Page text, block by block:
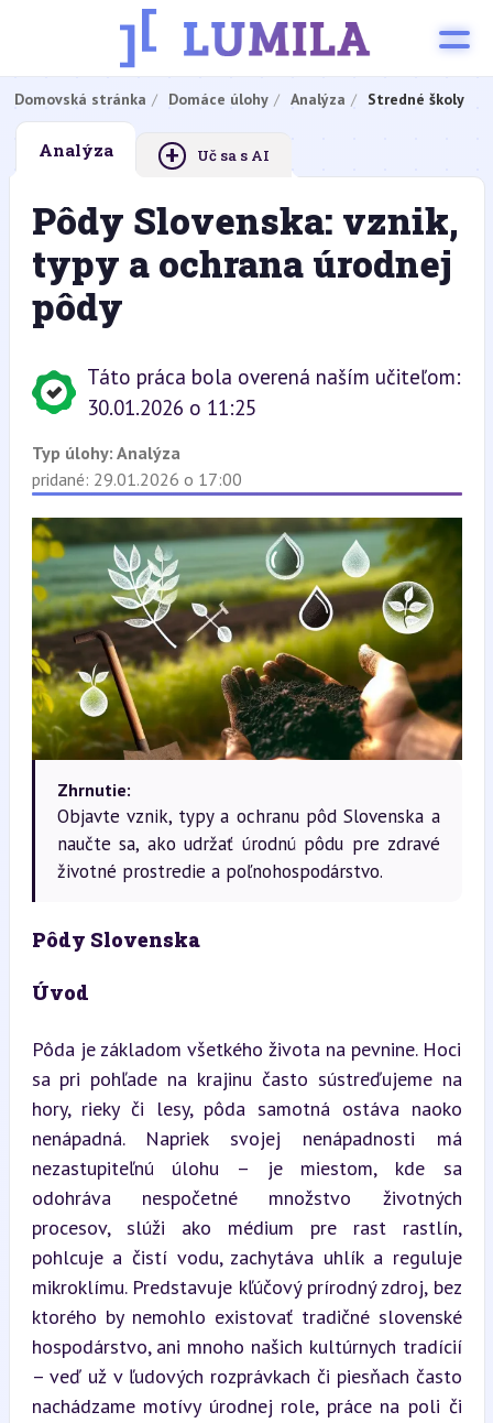
Domovská stránka Domáce úlohy Analýza Stredné školy
Analýza + Uč sa s AI
Pôdy Slovenska: vznik,
typy a ochrana úrodnej
pôdy
Táto práca bola overená naším učiteľom:
30.01.2026 o 11:25
Typ úlohy: Analýza
pridané: 29.01.2026 o 17:00
Zhrnutie:
Objavte vznik, typy a ochranu pôd Slovenska a
naučte sa, ako udržať úrodnú pôdu pre zdravé
životné prostredie a poľnohospodárstvo.
Pôdy Slovenska
Úvod
Pôda je základom všetkého života na pevnine. Hoci
sa pri pohľade na krajinu často sústreďujeme na
hory, rieky či lesy, pôda samotná ostáva naoko
nenápadná. Napriek svojej nenápadnosti má
nezastupiteľnú úlohu – je miestom, kde sa
odohráva nespočetné množstvo životných
procesov, slúži ako médium pre rast rastlín,
pohlcuje a čistí vodu, zachytáva uhlík a reguluje
mikroklímu. Predstavuje kľúčový prírodný zdroj, bez
ktorého by nemohlo existovať tradičné slovenské
hospodárstvo, ani mnoho našich kultúrnych tradícií
– veď už v ľudových rozprávkach či piesňach často
nachádzame motívy úrodnej role, práce na poli či